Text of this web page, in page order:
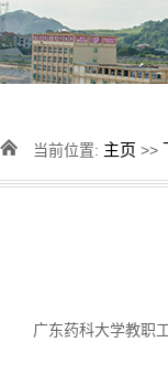
当前位置: 主页 >>
广东药科大学教职